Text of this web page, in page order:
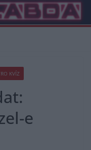
KVÍZ
e